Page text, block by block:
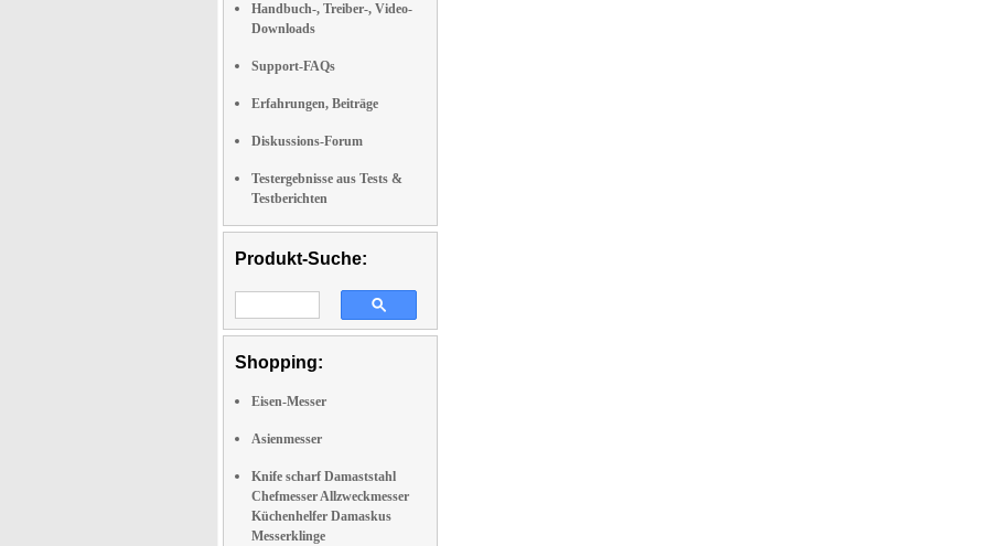
Handbuch-, Treiber-, Video-
Downloads
Support-FAQs
Erfahrungen, Beiträge
Diskussions-Forum
Testergebnisse aus Tests &
Testberichten
Produkt-Suche:
Shopping:
Eisen-Messer
Asienmesser
Knife scharf Damaststahl
Chefmesser Allzweckmesser
Küchenhelfer Damaskus
Messerklinge